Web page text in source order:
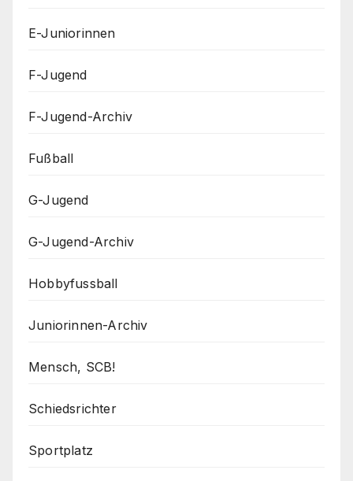
E-Juniorinnen
F-Jugend
F-Jugend-Archiv
Fußball
G-Jugend
G-Jugend-Archiv
Hobbyfussball
Juniorinnen-Archiv
Mensch, SCB!
Schiedsrichter
Sportplatz